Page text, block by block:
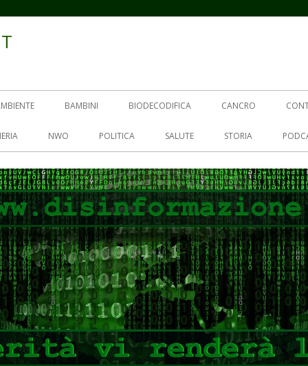
BAMBINI BIODECODIFICA CANCRO
NWO POLITICA SALUTE STORIA